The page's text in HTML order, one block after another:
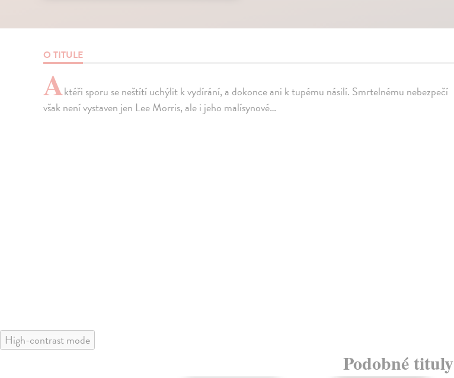
O TITULE
Aktéři sporu se neštítí uchýlit k vydírání, a dokonce ani k tupému násilí. Smrtelnému nebezpečí
však není vystaven jen Lee Morris, ale i jeho malísynové…
High-contrast mode
Podobné tituly